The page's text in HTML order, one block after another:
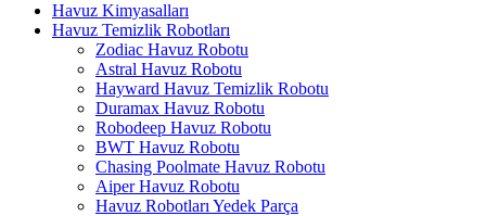
Havuz Kimyasalları
Havuz Temizlik Robotları
Zodiac Havuz Robotu
Astral Havuz Robotu
Hayward Havuz Temizlik Robotu
Duramax Havuz Robotu
Robodeep Havuz Robotu
BWT Havuz Robotu
Chasing Poolmate Havuz Robotu
Aiper Havuz Robotu
Havuz Robotları Yedek Parça